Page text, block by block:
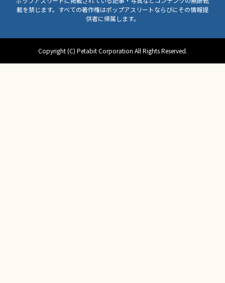
載を禁じます。すべての著作権はポップアスリートならびにその情報提
供者に帰属します。
Copyright (C) Petabit Corporation All Rights Reserved.